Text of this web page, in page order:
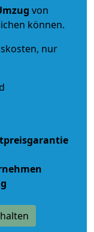
von
können.
nur